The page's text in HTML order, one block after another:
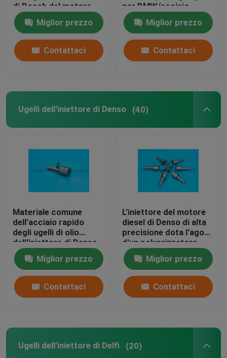
Iniettori di combustibile diesel
Valvola comune della ferrovia
di Bosch del motore
diesel dei ricambi auto
Miglior prezzo
Contattaci
per BMW/acciaio
rapido di Mercedes
Miglior prezzo
Contattaci
Ugelli dell'iniettore di Denso (40)
Materiale comune
dell'acciaio rapido
degli ugelli di olio
dell'iniettore di Denso
della ferrovia
DLLA155P960
Miglior prezzo
Contattaci
L'iniettore del motore
diesel di Denso di alta
precisione dota l'ago
d'un polverizzatore
nero DLLA154P881,
0950006290 di colore
Miglior prezzo
Contattaci
Ugelli dell'iniettore di Delfi (20)